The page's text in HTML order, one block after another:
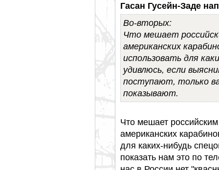
Гасан Гусейн-Заде
Во-вторых:
Что мешает
американских
использовать для
удивлюсь, если
поступают, только
показывают.
Что мешает
американских
для каких-нибудь
показать нам это по